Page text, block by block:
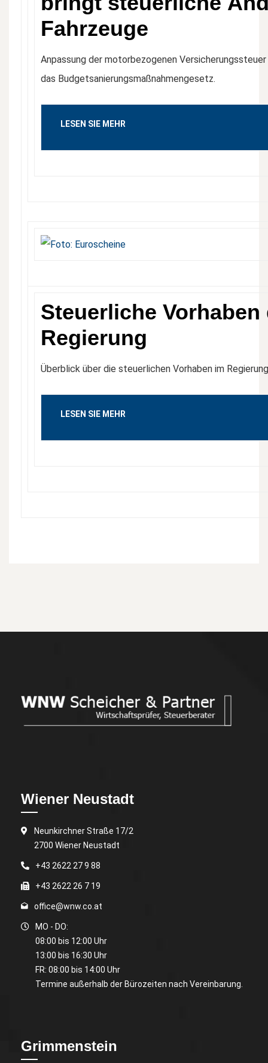
Fahrzeuge
Anpassung der motorbezogenen
das Budgetsanierungsmaßnahmengesetz.
LESEN SIE MEHR
Steuerliche Vorhaben
Regierung
Überblick über die steuerlichen Vorhaben im
LESEN SIE MEHR
Wiener Neustadt
Neunkirchner Straße 17/2
2700 Wiener Neustadt
+43 2622 27 9 88
+43 2622 26 7 19
office@wnw.co.at
MO - DO:
08:00 bis 12:00 Uhr
13:00 bis 16:30 Uhr
FR: 08:00 bis 14:00 Uhr
Termine außerhalb der Bürozeiten nach Vereinbarung.
Grimmenstein